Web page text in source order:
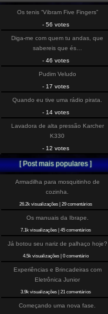
Os tenis “Vibram Five Fingers”
- 56 votes
Diga-me com quem tu andas, que
sabereis que és…
- 46 votes
Pudim Veludo
- 17 votes
Quando eu tive uma rádio pirata.
- 14 votes
Lavadora de alta pressão Karcher
K330
- 12 votes
[ Post mais populares ]
Armadilha para mosquitinho de
cozinha.
26.2k visualizações| 29 comentários
Os manuais da Ibrape.
7.1k visualizações| 45 comentários
Já botou seu nariz de palhaço hoje?
4.5k visualizações| 0 comentário
Experiências e Brincadeiras com
Eletrônica Junior
3.9k visualizações| 21 comentários
Começando uma nova fase.